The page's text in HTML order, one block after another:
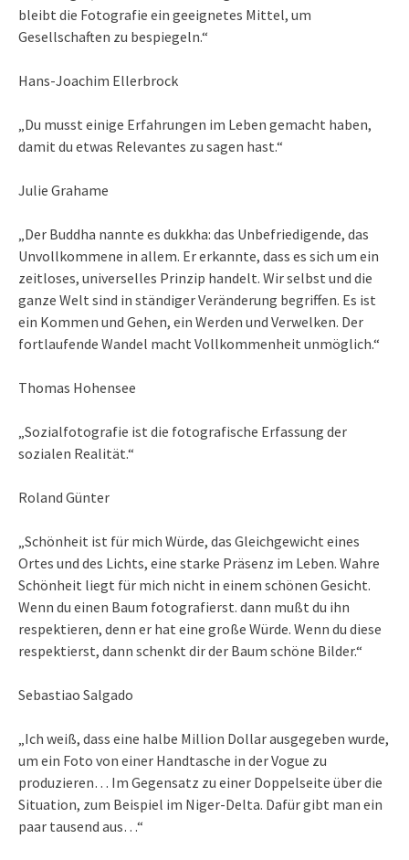
bleibt die Fotografie ein geeignetes Mittel, um
Gesellschaften zu bespiegeln.“
Hans-Joachim Ellerbrock
„Du musst einige Erfahrungen im Leben gemacht haben,
damit du etwas Relevantes zu sagen hast.“
Julie Grahame
„Der Buddha nannte es dukkha: das Unbefriedigende, das
Unvollkommene in allem. Er erkannte, dass es sich um ein
zeitloses, universelles Prinzip handelt. Wir selbst und die
ganze Welt sind in ständiger Veränderung begriffen. Es ist
ein Kommen und Gehen, ein Werden und Verwelken. Der
fortlaufende Wandel macht Vollkommenheit unmöglich.“
Thomas Hohensee
„Sozialfotografie ist die fotografische Erfassung der
sozialen Realität.“
Roland Günter
„Schönheit ist für mich Würde, das Gleichgewicht eines
Ortes und des Lichts, eine starke Präsenz im Leben. Wahre
Schönheit liegt für mich nicht in einem schönen Gesicht.
Wenn du einen Baum fotografierst. dann mußt du ihn
respektieren, denn er hat eine große Würde. Wenn du diese
respektierst, dann schenkt dir der Baum schöne Bilder.“
Sebastiao Salgado
„Ich weiß, dass eine halbe Million Dollar ausgegeben wurde,
um ein Foto von einer Handtasche in der Vogue zu
produzieren… Im Gegensatz zu einer Doppelseite über die
Situation, zum Beispiel im Niger-Delta. Dafür gibt man ein
paar tausend aus…“